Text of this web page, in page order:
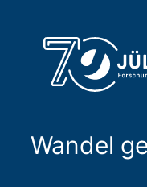
Wandel